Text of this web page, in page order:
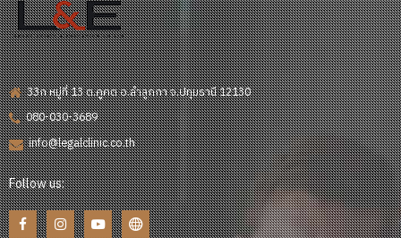
33ก หมู่ที่ 13 ต.คูคต อ.ลำลูกกา จ.ปทุมธานี 12130
080-030-3689
info@legalclinic.co.th
Follow us: